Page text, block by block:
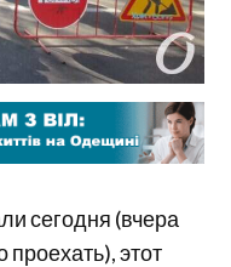
сегодня (вчера
этот